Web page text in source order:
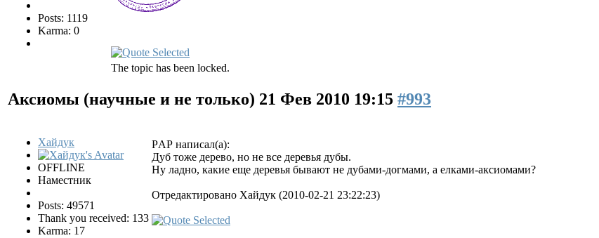
Posts: 1119
Karma: 0
The topic has been locked.
Аксиомы (научные и не только) 21 Фев 2010 19:15 #993
Хайдук
OFFLINE
Наместник
Posts: 49571
Thank you received: 133
Karma: 17
РAР написал(а):
Дуб тоже дерево, но не все деревья дубы.
Ну ладно, какие еще деревья бывают не дубами-догмами, а елками-аксиомами?
Отредактировано Хайдук (2010-02-21 23:22:23)